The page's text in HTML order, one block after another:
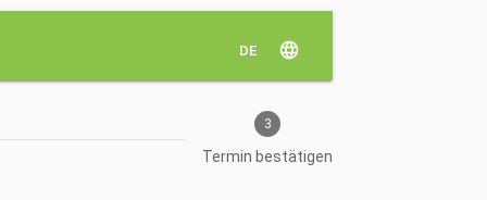
DE language
3
Termin bestätigen